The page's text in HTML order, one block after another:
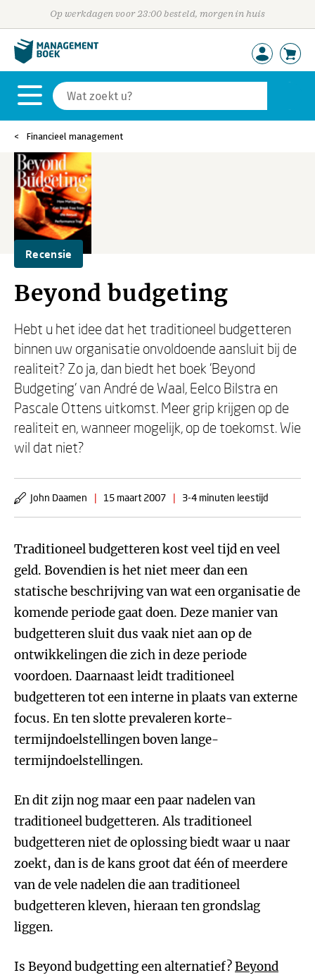
Op werkdagen voor 23:00 besteld, morgen in huis
Financieel management
Recensie
Beyond budgeting
Hebt u het idee dat het traditioneel budgetteren
binnen uw organisatie onvoldoende aansluit bij de
realiteit? Zo ja, dan biedt het boek 'Beyond
Budgeting' van André de Waal, Eelco Bilstra en
Pascale Ottens uitkomst. Meer grip krijgen op de
realiteit en, wanneer mogelijk, op de toekomst. Wie
wil dat niet?
John Daamen | 15 maart 2007 | 3-4 minuten leestijd
Traditioneel budgetteren kost veel tijd en veel
geld. Bovendien is het niet meer dan een
statische beschrijving van wat een organisatie de
komende periode gaat doen. Deze manier van
budgetteren sluit dus vaak niet aan op de
ontwikkelingen die zich in deze periode
voordoen. Daarnaast leidt traditioneel
budgetteren tot een interne in plaats van externe
focus. En ten slotte prevaleren korte-
termijndoelstellingen boven lange-
termijndoelstellingen.
En dit zijn nog maar een paar nadelen van
traditioneel budgetteren. Als traditioneel
budgetteren niet de oplossing biedt waar u naar
zoekt, dan is de kans groot dat één of meerdere
van de vele nadelen die aan traditioneel
budgetteren kleven, hieraan ten grondslag
liggen.
Is Beyond budgetting een alternatief?Beyond